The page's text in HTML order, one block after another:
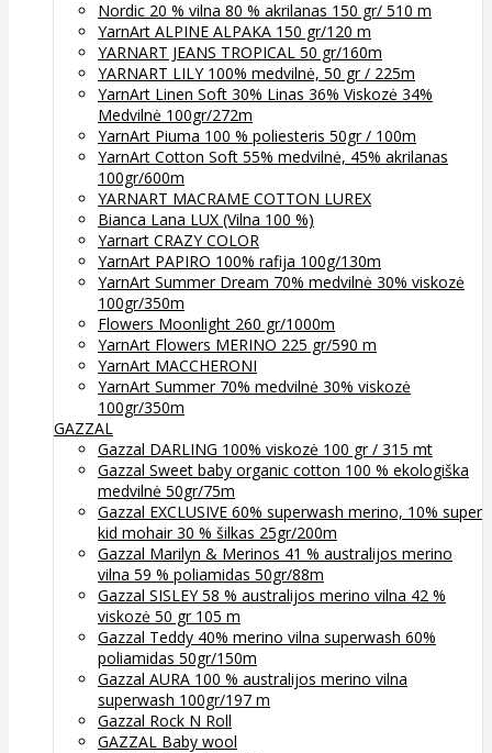
Nordic 20 % vilna 80 % akrilanas 150 gr/ 510 m
YarnArt ALPINE ALPAKA 150 gr/120 m
YARNART JEANS TROPICAL 50 gr/160m
YARNART LILY 100% medvilnė, 50 gr / 225m
YarnArt Linen Soft 30% Linas 36% Viskozė 34%
Medvilnė 100gr/272m
YarnArt Piuma 100 % poliesteris 50gr / 100m
YarnArt Cotton Soft 55% medvilnė, 45% akrilanas
100gr/600m
YARNART MACRAME COTTON LUREX
Bianca Lana LUX (Vilna 100 %)
Yarnart CRAZY COLOR
YarnArt PAPIRO 100% rafija 100g/130m
YarnArt Summer Dream 70% medvilnė 30% viskozė
100gr/350m
Flowers Moonlight 260 gr/1000m
YarnArt Flowers MERINO 225 gr/590 m
YarnArt MACCHERONI
YarnArt Summer 70% medvilnė 30% viskozė
100gr/350m
GAZZAL
Gazzal DARLING 100% viskozė 100 gr / 315 mt
Gazzal Sweet baby organic cotton 100 % ekologiška
medvilnė 50gr/75m
Gazzal EXCLUSIVE 60% superwash merino, 10% super
kid mohair 30 % šilkas 25gr/200m
Gazzal Marilyn & Merinos 41 % australijos merino
vilna 59 % poliamidas 50gr/88m
Gazzal SISLEY 58 % australijos merino vilna 42 %
viskozė 50 gr 105 m
Gazzal Teddy 40% merino vilna superwash 60%
poliamidas 50gr/150m
Gazzal AURA 100 % australijos merino vilna
superwash 100gr/197 m
Gazzal Rock N Roll
GAZZAL Baby wool